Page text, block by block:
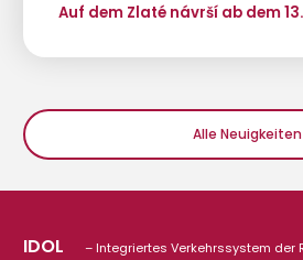
Auf dem Zlaté návrší ab dem
Alle Neuigkeiten
IDOL – Integriertes Verkehrssystem der